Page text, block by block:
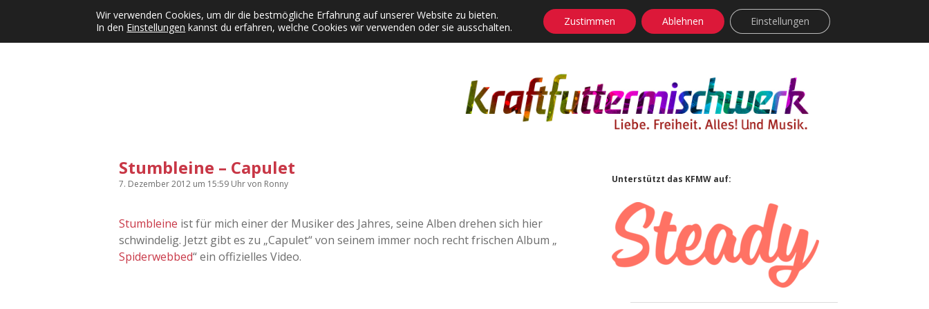
Kategorien Dropdown-Menü öffnen
KFMW-Disco Dates Instagrams Contact Adventskalender Dropdown-Menü öffnen facebook
instagram
rss soundcloud
vimeoBluesky
Stumbleine – Capulet
7. Dezember 2012 um 15:59 Uhrvon Ronny
Stumbleine ist für mich einer der Musiker des Jahres, seine Alben drehen sich hier
schwindelig. Jetzt gibt es zu „Capulet“ von seinem immer noch recht frischen Album „
Spiderwebbed“ ein offizielles Video.
Sidebar
Unterstützt das KFMW auf:
Wir verwenden Cookies, um dir die bestmögliche Erfahrung auf unserer Website zu bieten.
In den Einstellungen kannst du erfahren, welche Cookies wir verwenden oder sie ausschalten. Zustimmen Ablehnen Einstellungen